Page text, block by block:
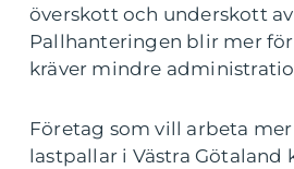
överskott och underskott
Pallhanteringen blir mer
kräver mindre
Företag som vill arbeta
lastpallar i Västra Götaland